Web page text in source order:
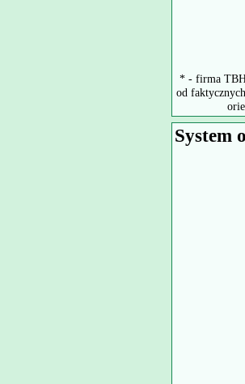
* - firma TBH
od
System